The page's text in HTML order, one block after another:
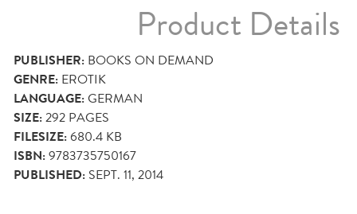
Product Details
PUBLISHER: BOOKS ON DEMAND
GENRE: EROTIK
LANGUAGE:GERMAN
SIZE:292 PAGES
FILESIZE:680.4 KB
ISBN:9783735750167
PUBLISHED: SEPT. 11, 2014